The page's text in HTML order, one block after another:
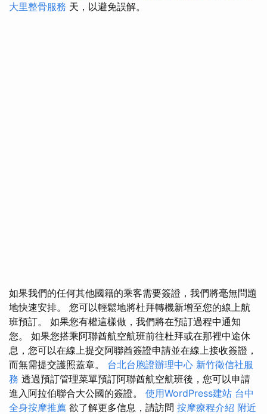
大里整骨服務 天，以避免誤解。
如果我們的任何其他國籍的乘客需要簽證，我們將毫無問題
地快速安排。 您可以輕鬆地將杜拜轉機新增至您的線上航
班預訂。 如果您有權這樣做，我們將在預訂過程中通知
您。 如果您搭乘阿聯酋航空航班前往杜拜或在那裡中途休
息，您可以在線上提交阿聯酋簽證申請並在線上接收簽證，
而無需提交護照蓋章。 台北台胞證辦理中心 新竹徵信社服
務 透過預訂管理菜單預訂阿聯酋航空航班後，您可以申請
進入阿拉伯聯合大公國的簽證。 使用WordPress建站 台中
全身按摩推薦 欲了解更多信息，請訪問 按摩療程介紹 附近